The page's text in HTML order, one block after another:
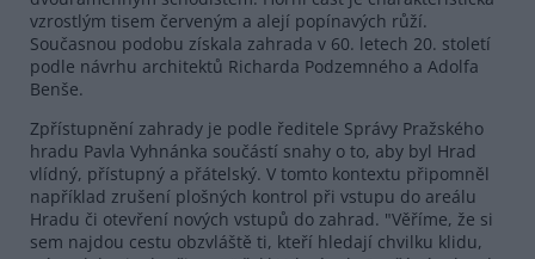
vzrostlým tisem červeným a alejí popínavých růží.
Současnou podobu získala zahrada v 60. letech 20. století
podle návrhu architektů Richarda Podzemného a Adolfa
Benše.
Zpřístupnění zahrady je podle ředitele Správy Pražského
hradu Pavla Vyhnánka součástí snahy o to, aby byl Hrad
vlídný, přístupný a přátelský. V tomto kontextu připomněl
například zrušení plošných kontrol při vstupu do areálu
Hradu či otevření nových vstupů do zahrad. "Věříme, že si
sem najdou cestu obzvláště ti, kteří hledají chvilku klidu,